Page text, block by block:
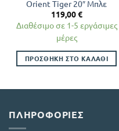
Orient Tiger 20″ Μπλε
119,00€
Διαθέσιμο σε 1-5 εργάσιμες
μέρες
ΠΡΟΣΘΉΚΗ ΣΤΟ ΚΑΛΆΘΙ
ΠΛΗΡΟΦΟΡΊΕΣ